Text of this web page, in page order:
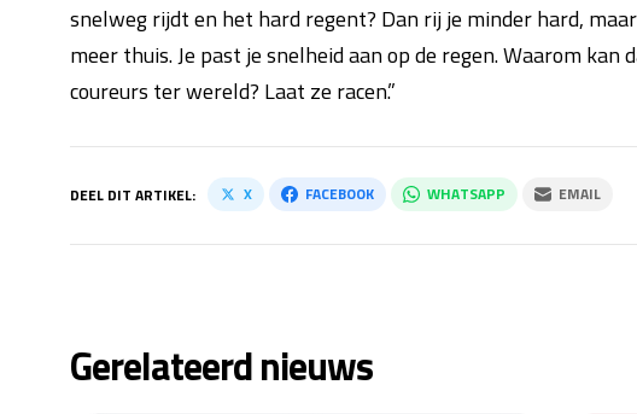
snelweg rijdt en het hard regent? Dan rij je minder hard,
meer thuis. Je past je snelheid aan op de regen. Waarom
coureurs ter wereld? Laat ze racen.”
DEEL DIT ARTIKEL: X FACEBOOK WHATSAPP EMAIL
Gerelateerd nieuws